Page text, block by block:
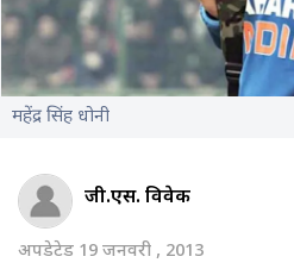
महेंद्र सिंह धोनी
जी.एस. विवेक
अपडेटेड 19 जनवरी , 2013